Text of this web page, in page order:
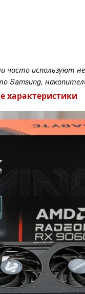
часто используют
характеристики